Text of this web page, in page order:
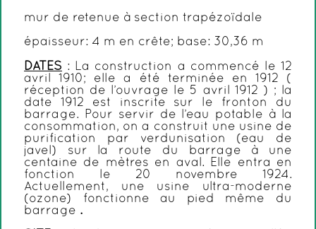
mur de retenue à section trapézoïdale
épaisseur: 4 m en crête; base: 30,36 m
DATES : La construction a commencé le 12
avril 1910; elle a été terminée en 1912 (
réception de l’ouvrage le 5 avril 1912 ) ; la
date 1912 est inscrite sur le fronton du
barrage. Pour servir de l’eau potable à la
consommation, on a construit une usine de
purification par verdunisation (eau de
javel) sur la route du barrage à une
centaine de mètres en aval. Elle entra en
fonction le 20 novembre 1924.
Actuellement, une usine ultra-moderne
(ozone) fonctionne au pied même du
barrage .